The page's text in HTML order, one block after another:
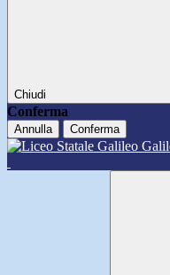
Chiudi
Conferma
Annulla Conferma